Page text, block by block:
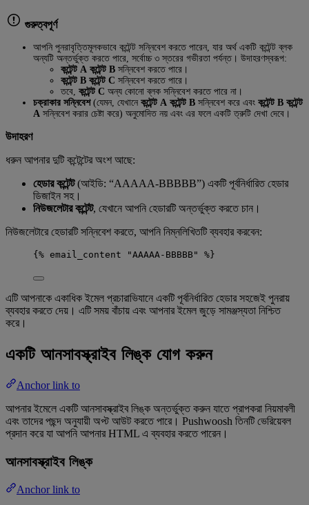
গুরুত্বপূর্ণ
আপনি পুনরাবৃত্তিমূলকভাবে কন্টেন্ট সন্নিবেশ করতে পারেন, যার অর্থ একটি কন্টেন্ট ব্লক
অন্যটি অন্তর্ভুক্ত করতে পারে, সর্বোচ্চ ৩ স্তরের গভীরতা পর্যন্ত। উদাহরণস্বরূপ:
কন্টেন্ট A কন্টেন্ট B সন্নিবেশ করতে পারে।
কন্টেন্ট B কন্টেন্ট C সন্নিবেশ করতে পারে।
তবে, কন্টেন্ট C অন্য কোনো ব্লক সন্নিবেশ করতে পারে না।
চক্রাকার সন্নিবেশ(যেমন, যেখানে কন্টেন্ট A কন্টেন্ট B সন্নিবেশ করে এবং কন্টেন্ট B কন্টেন্ট
A সন্নিবেশ করার চেষ্টা করে) অনুমোদিত নয় এবং এর ফলে একটি ত্রুটি দেখা দেবে।
উদাহরণ
ধরুন আপনার দুটি কন্টেন্টের অংশ আছে:
হেডার কন্টেন্ট(আইডি: “AAAAA-BBBBB”) একটি পূর্বনির্ধারিত হেডার
ডিজাইন সহ।
নিউজলেটার কন্টেন্ট, যেখানে আপনি হেডারটি অন্তর্ভুক্ত করতে চান।
নিউজলেটারে হেডারটি সন্নিবেশ করতে, আপনি নিম্নলিখিতটি ব্যবহার করবেন:
{% email_content "AAAAA-BBBBB" %}
এটি আপনাকে একাধিক ইমেল প্রচারাভিযানে একটি পূর্বনির্ধারিত হেডার সহজেই পুনরায়
ব্যবহার করতে দেয়। এটি সময় বাঁচায় এবং আপনার ইমেল জুড়ে সামঞ্জস্যতা নিশ্চিত
করে।
একটি আনসাবস্ক্রাইব লিঙ্ক যোগ করুন
Anchor link to
আপনার ইমেলে একটি আনসাবস্ক্রাইব লিঙ্ক অন্তর্ভুক্ত করুন যাতে প্রাপকরা নিয়মাবলী
এবং তাদের পছন্দ অনুযায়ী অপ্ট আউট করতে পারে। Pushwoosh তিনটি ভেরিয়েবল
প্রদান করে যা আপনি আপনার HTML এ ব্যবহার করতে পারেন।
আনসাবস্ক্রাইব লিঙ্ক
Anchor link to